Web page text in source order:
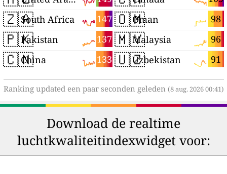
🇿🇦 147
South Africa
🇵🇰 137
Pakistan
🇨🇳 133
China
🇴🇲 98
Oman
🇲🇾 96
Malaysia
🇺🇿 91
Uzbekistan
Ranking updated een paar seconden geleden (8 aug. 2026 00:41)
Download de realtime
luchtkwaliteitindexwidget voor: